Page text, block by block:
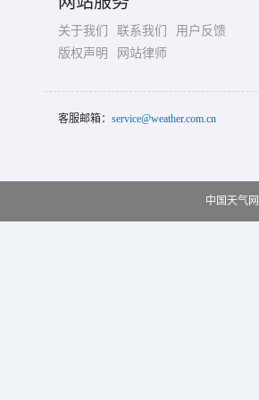
关于我们 联系我们
用户反馈
版权声明
网站律师
客服邮箱： service@weather.com.cn
中国天气